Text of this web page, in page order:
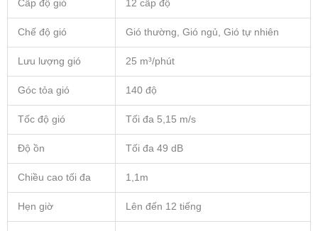
Cấp độ gió 12 cấp độ
Chế độ gió Gió thường, Gió ngủ, Gió tự nhiên
Lưu lượng gió 25 m³/phút
Góc tỏa gió 140 độ
Tốc độ gió Tối đa 5,15 m/s
Độ ồn Tối đa 49 dB
Chiều cao tối đa 1,1m
Hẹn giờ Lên đến 12 tiếng